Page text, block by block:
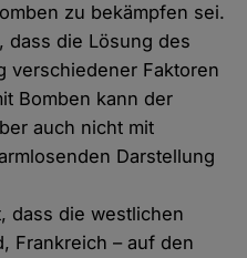
zu bekämpfen sei.
dass die Lösung des
verschiedener Faktoren
Bomben kann der
auch nicht mit
Darstellung
dass die westlichen
Frankreich – auf den